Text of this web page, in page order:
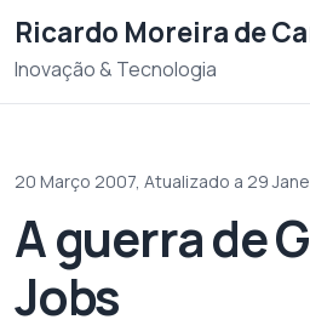
Ricardo Moreira de
Inovação & Tecnologia
20 Março 2007, Atualizado a 29
A guerra de
Jobs